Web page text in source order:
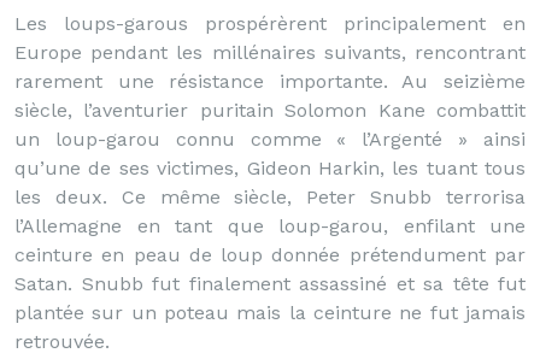
Les loups-garous prospérèrent principalement en
Europe pendant les millénaires suivants, rencontrant
rarement une résistance importante. Au seizième
siècle, l’aventurier puritain Solomon Kane combattit
un loup-garou connu comme « l’Argenté » ainsi
qu’une de ses victimes, Gideon Harkin, les tuant tous
les deux. Ce même siècle, Peter Snubb terrorisa
l’Allemagne en tant que loup-garou, enfilant une
ceinture en peau de loup donnée prétendument par
Satan. Snubb fut finalement assassiné et sa tête fut
plantée sur un poteau mais la ceinture ne fut jamais
retrouvée.